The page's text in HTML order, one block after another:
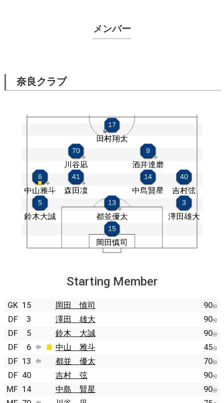
メンバー
奈良クラブ
Starting Member
GK 15 岡田 慎司 90分
DF 3 澤田 雄大 90分
DF 5 鈴木 大誠 90分
DF 6 中山 雅斗 45分
DF 13 都並 優太 70分
DF 40 吉村 弦 90分
MF 14 中島 賢星 90分